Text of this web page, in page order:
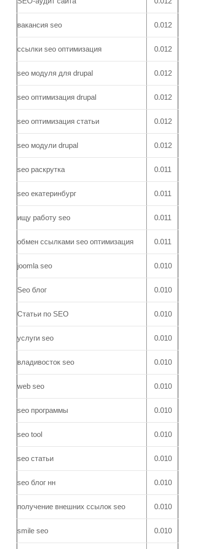
вакансия seo 0.012
ссылки seo оптимизация 0.012
seo модуля для drupal 0.012
seo оптимизация drupal 0.012
seo оптимизация статьи 0.012
seo модули drupal 0.012
seo раскрутка 0.011
seo екатеринбург 0.011
ищу работу seo 0.011
обмен ссылками seo оптимизация 0.011
joomla seo 0.010
Seo блог 0.010
Статьи по SEO 0.010
услуги seo 0.010
владивосток seo 0.010
web seo 0.010
seo программы 0.010
seo tool 0.010
seo статьи 0.010
seo блог нн 0.010
получение внешних ссылок seo 0.010
smile seo 0.010